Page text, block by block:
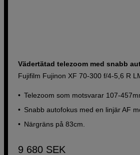
Vädertätad telezoom med snabb
Fujifilm Fujinon XF 70-300 f/4-5,6 R
Telezoom som motsvarar 107-
Snabb autofokus med en linjär AF
Närgräns på 83cm.
9 680 SEK